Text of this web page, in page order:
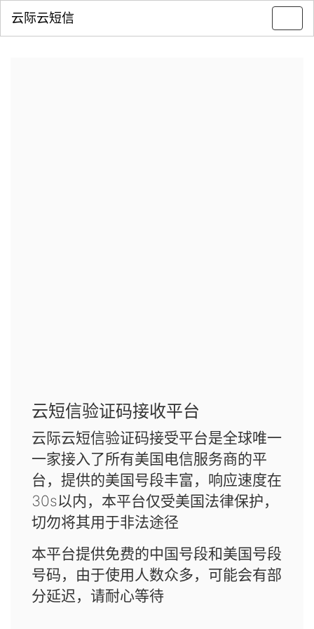
云际云短信
云短信验证码接收平台
云际云短信验证码接受平台是全球唯一
一家接入了所有美国电信服务商的平
台，提供的美国号段丰富，响应速度在
30s以内，本平台仅受美国法律保护，
切勿将其用于非法途径
本平台提供免费的中国号段和美国号段
号码，由于使用人数众多，可能会有部
分延迟，请耐心等待